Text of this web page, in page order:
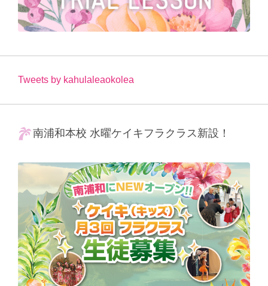
Tweets by kahulaleaokolea
南浦和本校 水曜ケイキフラクラス新設！